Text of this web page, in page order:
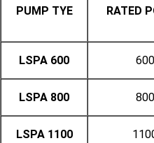
PUMP TYE RATED
LSPA 600 600
LSPA 800 800
LSPA 1100